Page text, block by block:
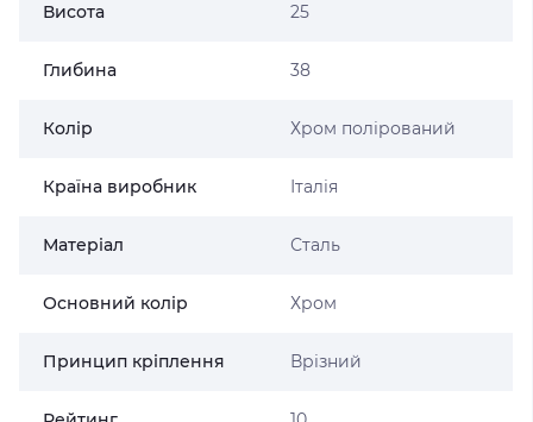
Висота 25
Глибина 38
Колір Хром полірований
Країна виробник Італія
Матеріал Сталь
Основний колір Хром
Принцип кріплення Врізний